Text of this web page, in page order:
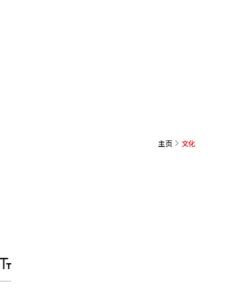
主页 文化
调
大